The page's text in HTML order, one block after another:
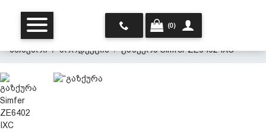
(0)
მთავარი პროდუქცია გაზქურა Simfer ZE6402 IXC